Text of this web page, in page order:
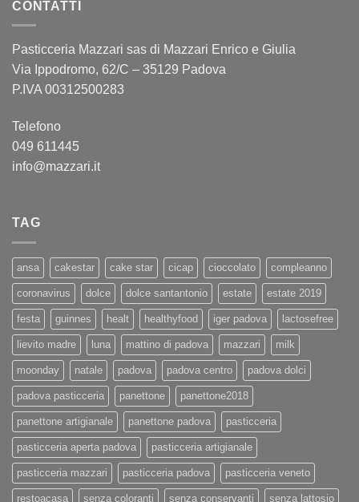
CONTATTI
Pasticceria Mazzari sas di Mazzari Enrico e Giulia
Via Ippodromo, 62/C – 35129 Padova
P.IVA 00312500283
Telefono
049 611445
info@mazzari.it
TAG
ansa cakestar cake star cicap cioccolato compleanno
coronavirus dolce dolce santantonio estate estate 2019
festa guinnes healt healthyfood iger padova lactosefree
lievito madre luna mattino di padova mazzari milk
moonday natale padova padova centro padova dolci
padova pasticceria panettone panettone2018
panettone artigianale panettone padova pasticceria
pasticceria aperta padova pasticceria artigianale
pasticceria mazzari pasticceria padova pasticceria veneto
restoacasa senza coloranti senza conservanti senza lattosio